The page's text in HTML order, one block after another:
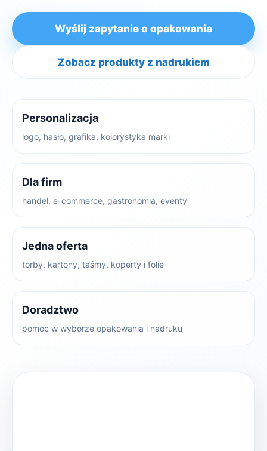
Wyślij zapytanie o opakowania
Zobacz produkty z nadrukiem
Personalizacja
logo, hasło, grafika, kolorystyka marki
Dla firm
handel, e-commerce, gastronomia, eventy
Jedna oferta
torby, kartony, taśmy, koperty i folie
Doradztwo
pomoc w wyborze opakowania i nadruku